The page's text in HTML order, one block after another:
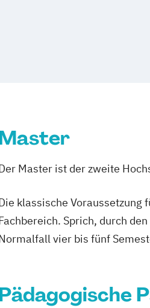
Master ist der zweite
klassische
Sprich, durch
vier bis fünf